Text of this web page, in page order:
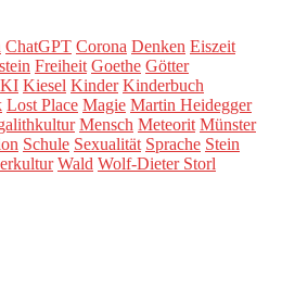
ChatGPT Corona Denken Eiszeit
Freiheit Goethe Götter
KI Kiesel Kinder Kinderbuch
Lost Place Magie Martin Heidegger
Mensch Meteorit Münster
Schule Sexualität Sprache Stein
Wald Wolf-Dieter Storl